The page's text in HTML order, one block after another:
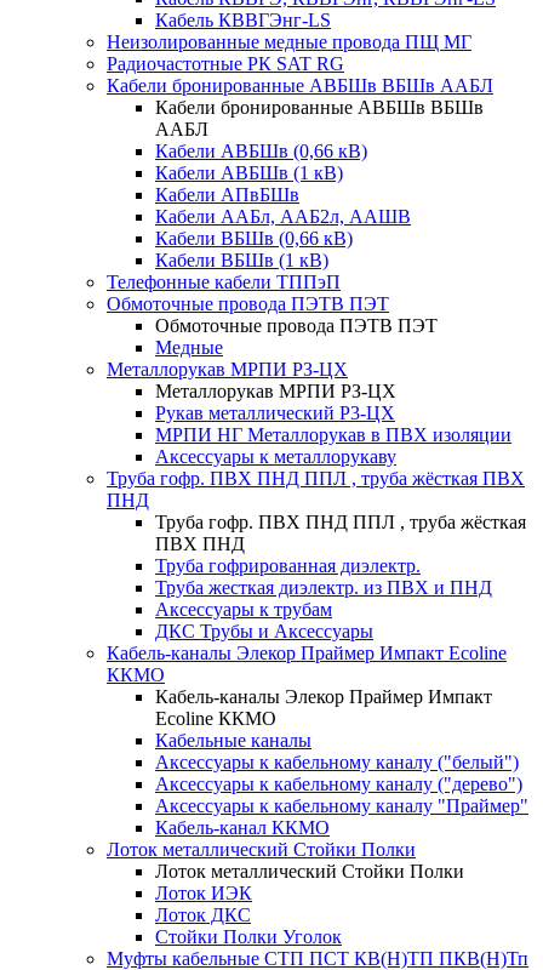
Кабель КВВГЭнг-LS
Неизолированные медные провода ПЩ МГ
Радиочастотные РК SAT RG
Кабели бронированные АВБШв ВБШв ААБЛ
Кабели бронированные АВБШв ВБШв
ААБЛ
Кабели АВБШв (0,66 кВ)
Кабели АВБШв (1 кВ)
Кабели АПвБШв
Кабели ААБл, ААБ2л, ААШВ
Кабели ВБШв (0,66 кВ)
Кабели ВБШв (1 кВ)
Телефонные кабели ТППэП
Обмоточные провода ПЭТВ ПЭТ
Обмоточные провода ПЭТВ ПЭТ
Медные
Металлорукав МРПИ РЗ-ЦХ
Металлорукав МРПИ РЗ-ЦХ
Рукав металлический Р3-ЦХ
МРПИ НГ Металлорукав в ПВХ изоляции
Аксессуары к металлорукаву
Труба гофр. ПВХ ПНД ППЛ , труба жёсткая ПВХ
ПНД
Труба гофр. ПВХ ПНД ППЛ , труба жёсткая
ПВХ ПНД
Труба гофрированная диэлектр.
Труба жесткая диэлектр. из ПВХ и ПНД
Аксессуары к трубам
ДКС Трубы и Аксессуары
Кабель-каналы Элекор Праймер Импакт Ecoline
ККМО
Кабель-каналы Элекор Праймер Импакт
Ecoline ККМО
Кабельные каналы
Аксессуары к кабельному каналу ("белый")
Аксессуары к кабельному каналу ("дерево")
Аксессуары к кабельному каналу "Праймер"
Кабель-канал ККМО
Лоток металлический Стойки Полки
Лоток металлический Стойки Полки
Лоток ИЭК
Лоток ДКС
Стойки Полки Уголок
Муфты кабельные СТП ПСТ КВ(Н)ТП ПКВ(Н)Тп